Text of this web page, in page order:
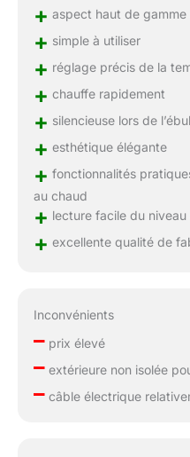
+ aspect haut de
+ simple à utiliser
+ réglage précis de la
+ chauffe rapidement
+ silencieuse lors de
+ esthétique élégante
+ fonctionnalités
au chaud
+ lecture facile du niveau
+ excellente qualité de
Inconvénients
–prix élevé
–extérieure non isolée
–câble électrique